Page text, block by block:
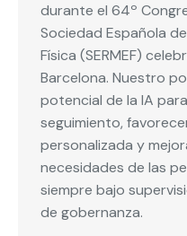
durante el 64º
Sociedad Española
Física (SERMEF)
Barcelona. Nuestro
potencial de la IA
seguimiento,
personalizada y
necesidades de las
siempre bajo
de gobernanza.